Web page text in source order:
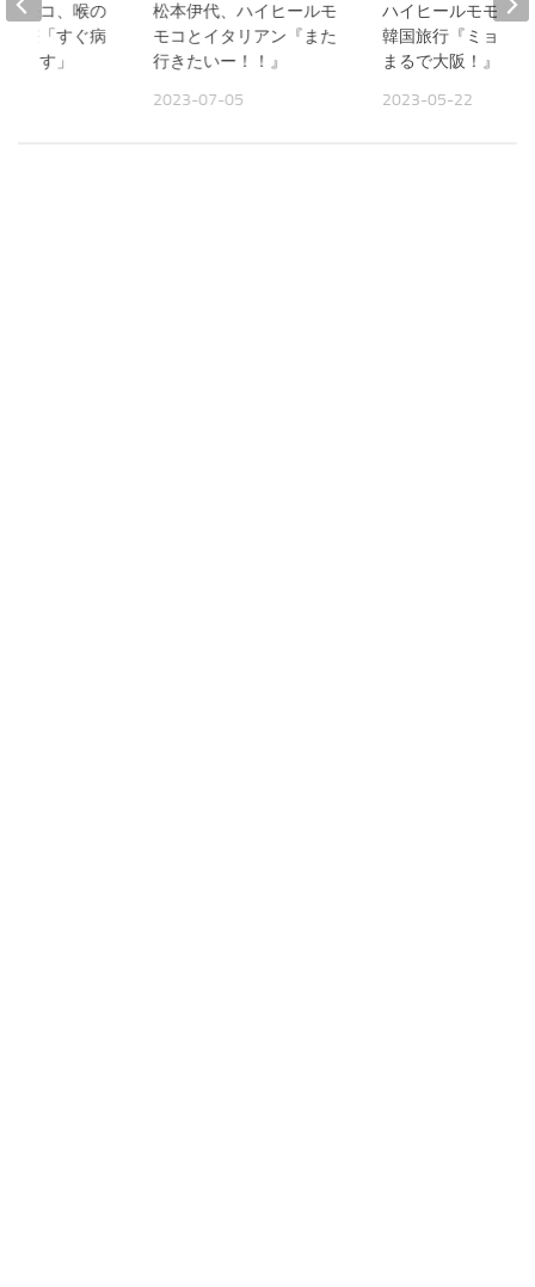
松本伊代、ハイヒールモ
モコとイタリアン『また
行きたいー！！』
2023-07-05
ハイヒールモモコ
韓国旅行『ミョン
まるで大阪！』
2023-05-22
モモコ、喉の
治療「すぐ病
ます」